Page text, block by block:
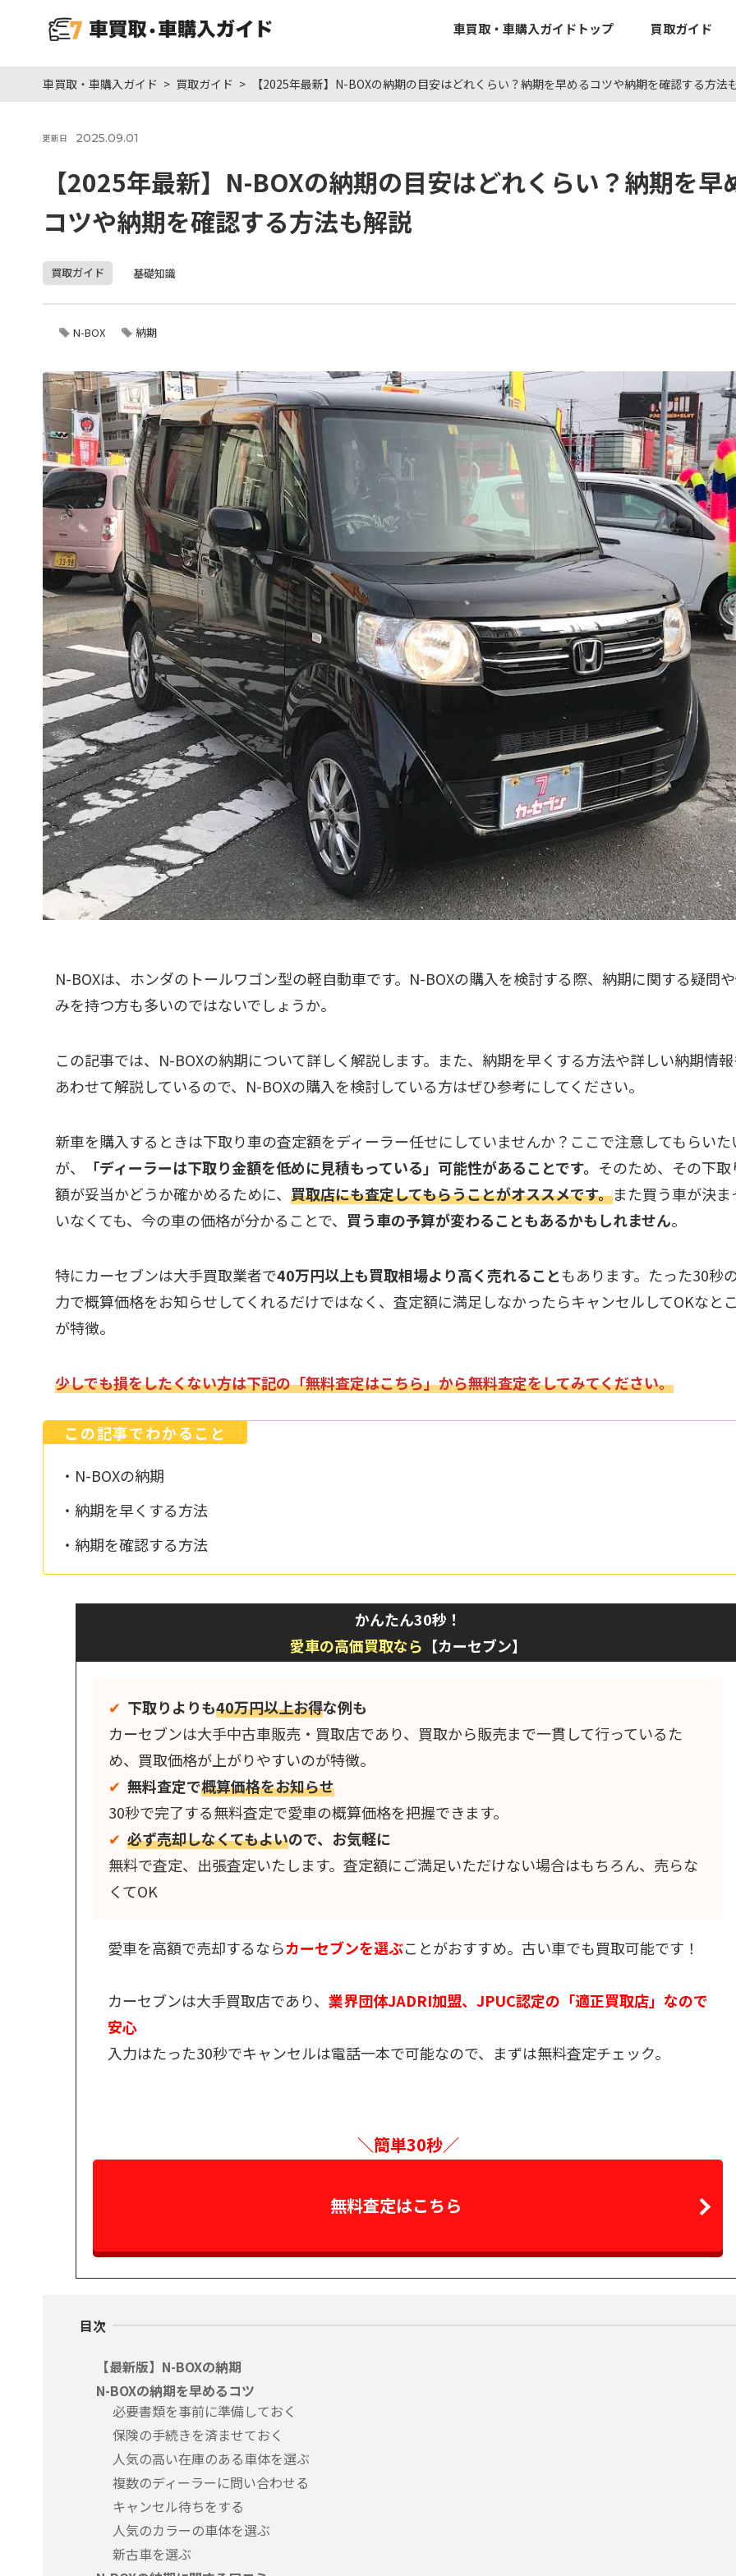
車買取・車購入ガイドトップ 買取ガイド
車買取・車購入ガイド 買取ガイド 【2025年最新】N-BOXの納期の目安はどれくらい？納期を早めるコツや納期を確認する方法
更新日 2025.09.01
【2025年最新】N-BOXの納期の目安はどれくらい？納期を早
コツや納期を確認する方法も解説
買取ガイド 基礎知識
N-BOX 納期
N-BOXは、ホンダのトールワゴン型の軽自動車です。N-BOXの購入を検討する際、納期に関する疑問
みを持つ方も多いのではないでしょうか。
この記事では、N-BOXの納期について詳しく解説します。また、納期を早くする方法や詳しい納期情
あわせて解説しているので、N-BOXの購入を検討している方はぜひ参考にしてください。
新車を購入するときは下取り車の査定額をディーラー任せにしていませんか？ここで注意してもらいた
が、
「ディーラーは下取り金額を低めに見積もっている」可能性があることです。 そのため、その下取
額が妥当かどうか確かめるために、 買取店にも査定してもらうことがオススメです。また買う車が決ま
いなくても、今の車の価格が分かることで、 買う車の予算が変わることもあるかもしれません。
特にカーセブンは大手買取業者で40万円以上も買取相場より高く売れることもあります。たった30秒
力で概算価格をお知らせしてくれるだけではなく、査定額に満足しなかったらキャンセルしてOKなと
が特徴。
少しでも損をしたくない方は下記の「無料査定はこちら」から無料査定をしてみてください。
この記事でわかること
・N-BOXの納期
・納期を早くする方法
・納期を確認する方法
かんたん30秒！
愛車の高価買取なら 【カーセブン】
✔︎ 下取りよりも40万円以上お得な例も
カーセブンは大手中古車販売・買取店であり、買取から販売まで一貫して行っているた
め、買取価格が上がりやすいのが特徴。
✔︎ 無料査定で概算価格をお知らせ
30秒で完了する無料査定で愛車の概算価格を把握できます。
✔︎ 必ず売却しなくてもよいので、お気軽に
無料で査定、出張査定いたします。査定額にご満足いただけない場合はもちろん、売らな
くてOK
愛車を高額で売却するならカーセブンを選ぶことがおすすめ。古い車でも買取可能です！
カーセブンは大手買取店であり、 業界団体JADRI加盟、JPUC認定の「適正買取店」なので
安心
入力はたった30秒でキャンセルは電話一本で可能なので、まずは無料査定チェック。
＼簡単30秒／
無料査定はこちら
目次
【最新版】N-BOXの納期
N-BOXの納期を早めるコツ
必要書類を事前に準備しておく
保険の手続きを済ませておく
人気の高い在庫のある車体を選ぶ
複数のディーラーに問い合わせる
キャンセル待ちをする
人気のカラーの車体を選ぶ
新古車を選ぶ